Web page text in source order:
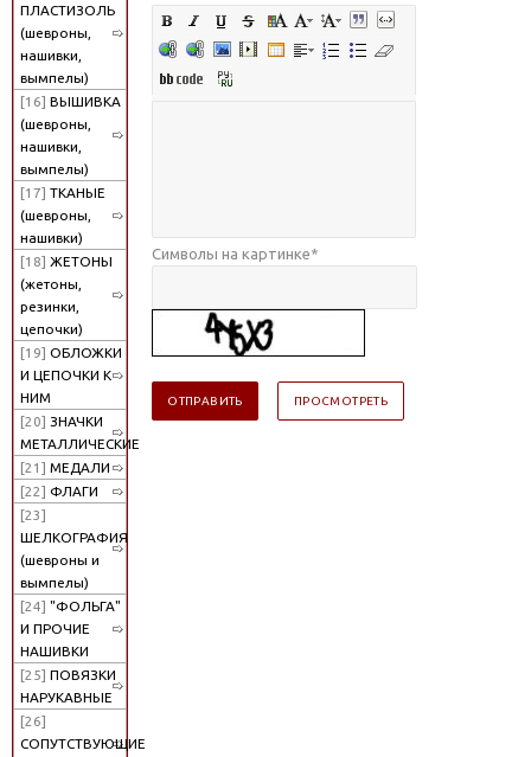
ПЛАСТИЗОЛЬ
(шевроны,
нашивки,
вымпелы)
[16] ВЫШИВКА
(шевроны,
нашивки,
вымпелы)
[17] ТКАНЫЕ
(шевроны,
нашивки)
[18] ЖЕТОНЫ
(жетоны,
резинки,
цепочки)
[19] ОБЛОЖКИ
И ЦЕПОЧКИ К
НИМ
[20] ЗНАЧКИ
МЕТАЛЛИЧЕСКИЕ
[21] МЕДАЛИ
[22] ФЛАГИ
[23]
ШЕЛКОГРАФИЯ
(шевроны и
вымпелы)
[24] "ФОЛЬГА"
И ПРОЧИЕ
НАШИВКИ
[25] ПОВЯЗКИ
НАРУКАВНЫЕ
[26]
СОПУТСТВУЮЩИЕ
Символы на картинке*